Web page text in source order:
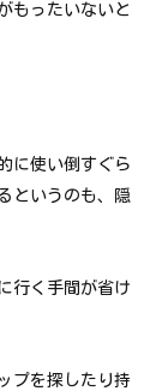
もったいないと
に使い倒すぐら
というのも、隠
行く手間が省け
プを探したり持